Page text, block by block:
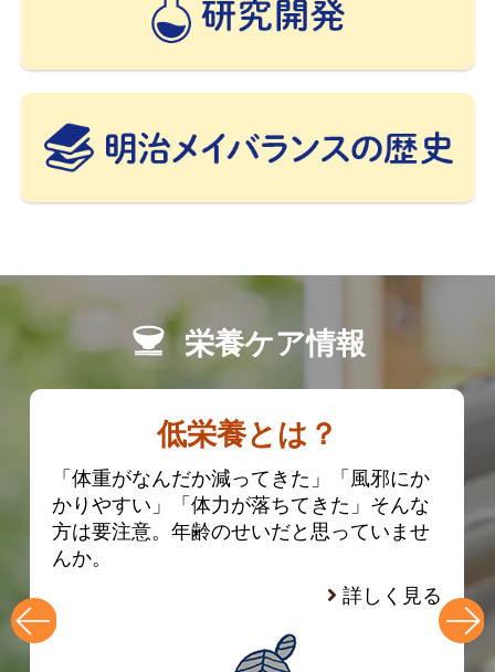
栄養ケア情報
低栄養とは？
「体重がなんだか減ってきた」「風邪にか
かりやすい」「体力が落ちてきた」そんな
方は要注意。年齢のせいだと思っていませ
んか。
詳しく見る